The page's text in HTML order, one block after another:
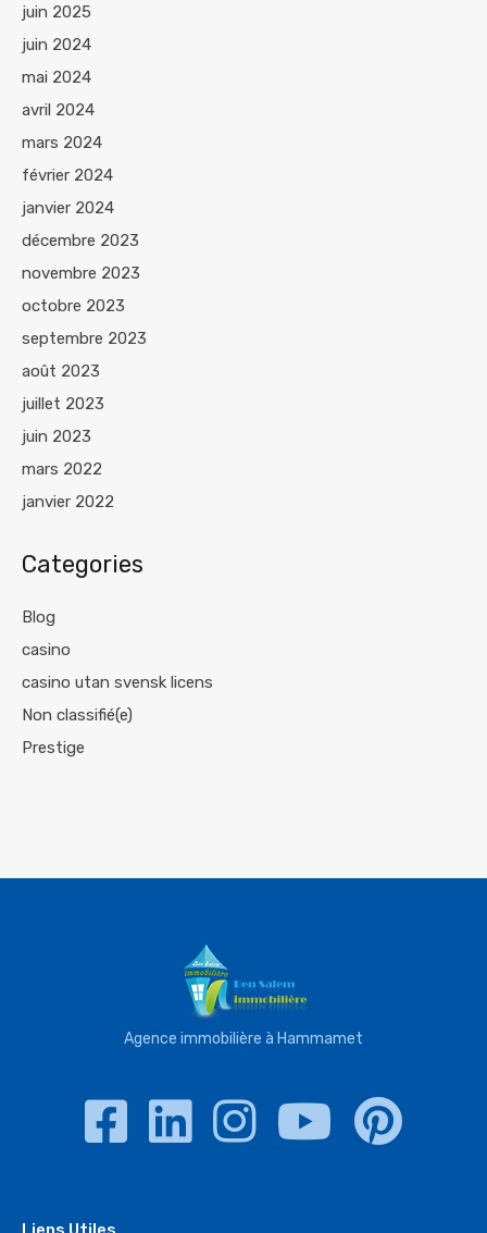
juin 2025
juin 2024
mai 2024
avril 2024
mars 2024
février 2024
janvier 2024
décembre 2023
novembre 2023
octobre 2023
septembre 2023
août 2023
juillet 2023
juin 2023
mars 2022
janvier 2022
Categories
Blog
casino
casino utan svensk licens
Non classifié(e)
Prestige
Agence immobilière à Hammamet